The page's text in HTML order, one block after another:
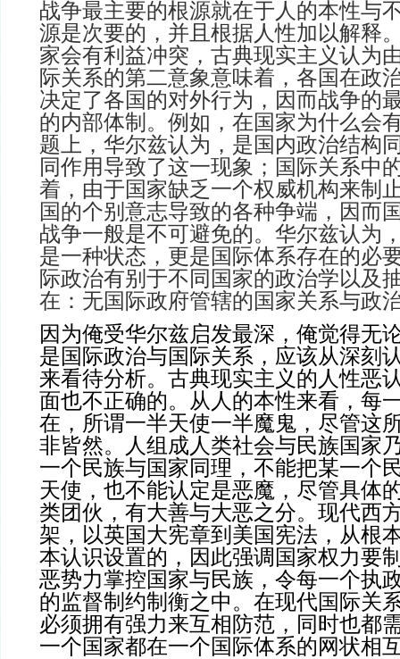
战争最主要的根源就在于人的本性与
源是次要的，并且根据人性加以解释
家会有利益冲突，古典现实主义认为
际关系的第二意象意味着，各国在政
决定了各国的对外行为，因而战争的
的内部体制。例如，在国家为什么会
题上，华尔兹认为，是国内政治结构
同作用导致了这一现象；国际关系中
着，由于国家缺乏一个权威机构来制
国的个别意志导致的各种争端，因而
战争一般是不可避免的。华尔兹认为
是一种状态，更是国际体系存在的必
际政治有别于不同国家的政治学以及
在：无国际政府管辖的国家关系与政
因为俺受华尔兹启发最深，俺觉得无
是国际政治与国际关系，应该从深刻
来看待分析。古典现实主义的人性恶
面也不正确的。从人的本性来看，每
在，所谓一半天使一半魔鬼，尽管这
非皆然。人组成人类社会与民族国家
一个民族与国家同理，不能把某一个
天使，也不能认定是恶魔，尽管具体
类团伙，有大善与大恶之分。现代西
架，以英国大宪章到美国宪法，从根
本认识设置的，因此强调国家权力要
恶势力掌控国家与民族，令每一个执
的监督制约制衡之中。在现代国际关
必须拥有强力来互相防范，同时也都
一个国家都在一个国际体系的网状相